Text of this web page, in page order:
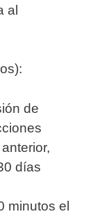
al
de
días
minutos el